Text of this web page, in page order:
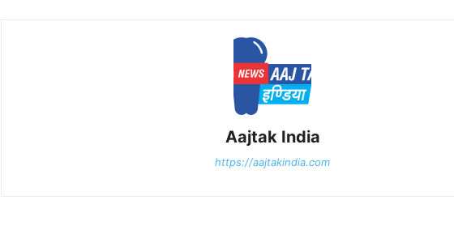
Aajtak India
https://aajtakindia.com